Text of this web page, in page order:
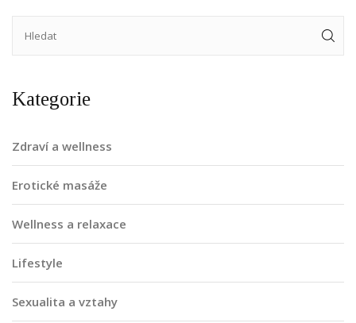
Kategorie
Zdraví a wellness
Erotické masáže
Wellness a relaxace
Lifestyle
Sexualita a vztahy